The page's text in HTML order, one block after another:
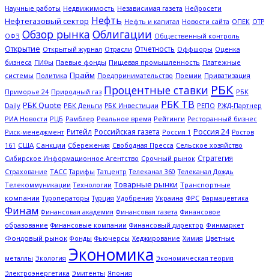
Научные работы Недвижимость Независимая газета Нейросети
Нефтегазовый сектор Нефть Нефть и капитал Новости сайта ОПЕК ОТР
ОФЗ Обзор рынка Облигации Общественный контроль
Открытие Открытый журнал Отрасли Отчетность Оффшоры Оценка
бизнеса ПИФы Паевые фонды Пищевая промышленность Платежные
системы Политика Прайм Предпринимательство Премии Приватизация
Приморье 24 Природный газ Процентные ставки РБК РБК
Daily РБК Quote РБК Деньги РБК Инвестиции РБК ТВ РЕПО РЖД-Партнер
РИА Новости РЦБ Рамблер Реальное время Рейтинги Ресторанный бизнес
Риск-менеджмент Ритейл Российская газета Россия 1 Россия 24 Ростов
161 США Санкции Сбережения Свободная Пресса Сельское хозяйство
Сибирское Информационное Агентство Срочный рынок Стратегия
Страхование ТАСС Тарифы Татцентр Телеканал 360 Телеканал Дождь
Телекоммуникации Технологии Товарные рынки Транспортные
компании Туроператоры Турция Удобрения Украина ФРС Фармацевтика
Финам Финансовая академия Финансовая газета Финансовое
образование Финансовые компании Финансовый директор Финмаркет
Фондовый рынок Фонды Фьючерсы Хеджирование Химия Цветные
металлы Экология Экономика Экономическая теория
Электроэнергетика Эмитенты Япония